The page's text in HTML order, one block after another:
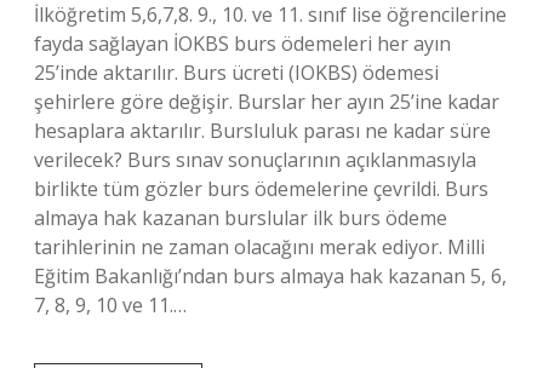
İlköğretim 5,6,7,8. 9., 10. ve 11. sınıf lise öğrencilerine
fayda sağlayan İOKBS burs ödemeleri her ayın
25’inde aktarılır. Burs ücreti (IOKBS) ödemesi
şehirlere göre değişir. Burslar her ayın 25’ine kadar
hesaplara aktarılır. Bursluluk parası ne kadar süre
verilecek? Burs sınav sonuçlarının açıklanmasıyla
birlikte tüm gözler burs ödemelerine çevrildi. Burs
almaya hak kazanan burslular ilk burs ödeme
tarihlerinin ne zaman olacağını merak ediyor. Milli
Eğitim Bakanlığı’ndan burs almaya hak kazanan 5, 6,
7, 8, 9, 10 ve 11.…